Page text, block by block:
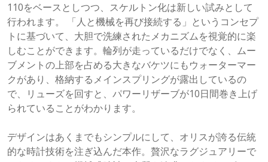
110をベースとしつつ、スケルトン化は新しい試みとして
行われます。 「人と機械を再び接続する」というコンセプ
トに基づいて、大胆で洗練されたメカニズムを視覚的に楽
しむことができます。輪列が走っているだけでなく、ムー
ブメントの上部を占める大きなバケツにもウォーターマー
クがあり、格納するメインスプリングが露出しているの
で、リューズを回すと、パワーリザーブが10日間巻き上げ
られていることがわかります。
デザインはあくまでもシンプルにして、オリスが誇る伝統
的な時計技術を注ぎ込んだ本作。贅沢なラグジュアリーで